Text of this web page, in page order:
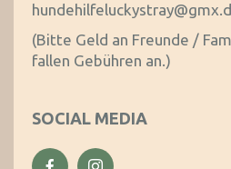
(Bitte Geld an Freunde /
fallen Gebühren an.)
SOCIAL MEDIA